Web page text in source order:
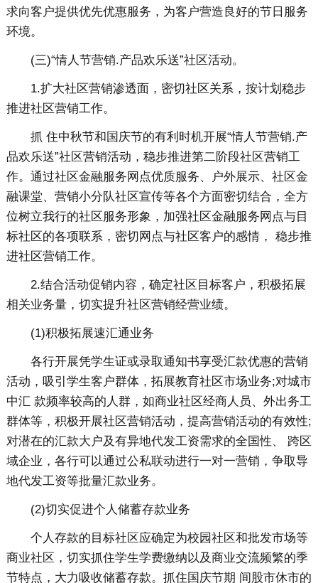
求向客户提供优先优惠服务，为客户营造良好的节日服务
环境。
(三)“情人节营销.产品欢乐送”社区活动。
1.扩大社区营销渗透面，密切社区关系，按计划稳步
推进社区营销工作。
抓 住中秋节和国庆节的有利时机开展“情人节营销.产
品欢乐送”社区营销活动，稳步推进第二阶段社区营销工
作。通过社区金融服务网点优质服务、户外展示、社区金
融课堂、营销小分队社区宣传等各个方面密切结合，全方
位树立我行的社区服务形象，加强社区金融服务网点与目
标社区的各项联系，密切网点与社区客户的感情， 稳步推
进社区营销工作。
2.结合活动促销内容，确定社区目标客户，积极拓展
相关业务量，切实提升社区营销经营业绩。
(1)积极拓展速汇通业务
各行开展凭学生证或录取通知书享受汇款优惠的营销
活动，吸引学生客户群体，拓展教育社区市场业务;对城市
中汇 款频率较高的人群，如商业社区经商人员、外出务工
群体等，积极开展社区营销活动，提高营销活动的有效性;
对潜在的汇款大户及有异地代发工资需求的全国性、 跨区
域企业，各行可以通过公私联动进行一对一营销，争取导
地代发工资等批量汇款业务。
(2)切实促进个人储蓄存款业务
个人存款的目标社区应确定为校园社区和批发市场等
商业社区，切实抓住学生学费缴纳以及商业交流频繁的季
节特点，大力吸收储蓄存款。抓住国庆节期 间股市休市的